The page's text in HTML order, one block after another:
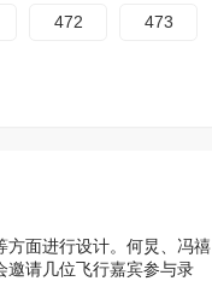
472 473
方面进行设计。何炅、冯禧
邀请几位飞行嘉宾参与录